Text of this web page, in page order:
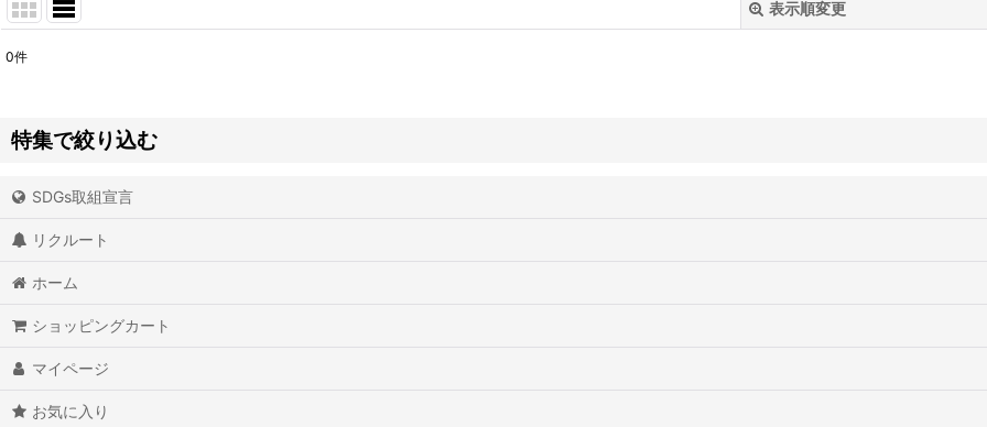
表示順変更
表示数
並び順:
0件
特集で絞り込む
アイオライト
アイスクォーツ
アイリスクォーツ
SDGs取組宣言
リクルート
ホーム
ショッピングカート
マイページ
お気に入り